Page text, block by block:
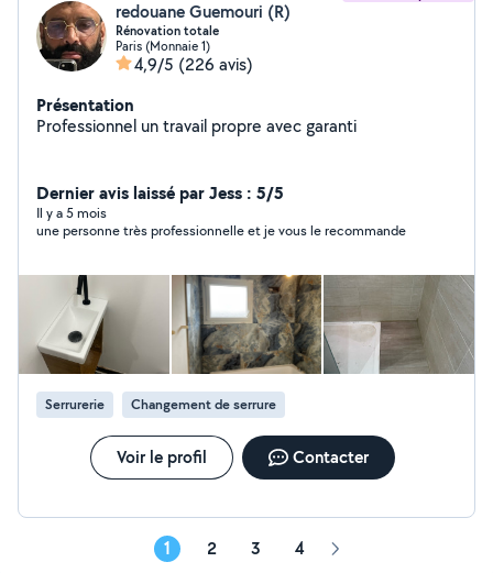
redouane Guemouri (R)
Rénovation totale
Paris (Monnaie 1)
4,9/5 (226 avis)
Présentation
Professionnel un travail propre avec garanti
Dernier avis laissé par Jess : 5/5
Il y a 5 mois
une personne très professionnelle et je vous le recommande
Serrurerie Changement de serrure
Voir le profil Contacter
1 2 3 4 Page